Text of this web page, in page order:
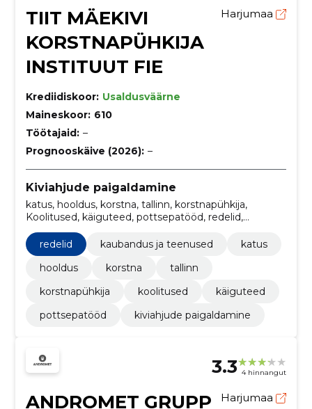
TIIT MÄEKIVI
KORSTNAPÜHKIJA
INSTITUUT FIE
Harjumaa
Krediidiskoor: Usaldusväärne
Maineskoor: 610
Töötajaid: –
Prognooskäive (2026): –
Kiviahjude paigaldamine
katus, hooldus, korstna, tallinn, korstnapühkija,
Koolitused, käiguteed, pottsepatööd, redelid,
kaubandus ja teenused
redelid
kaubandus ja teenused
katus
hooldus
korstna
tallinn
korstnapühkija
koolitused
käiguteed
pottsepatööd
kiviahjude paigaldamine
3.3 4 hinnangut
ANDROMET GRUPP Harjumaa